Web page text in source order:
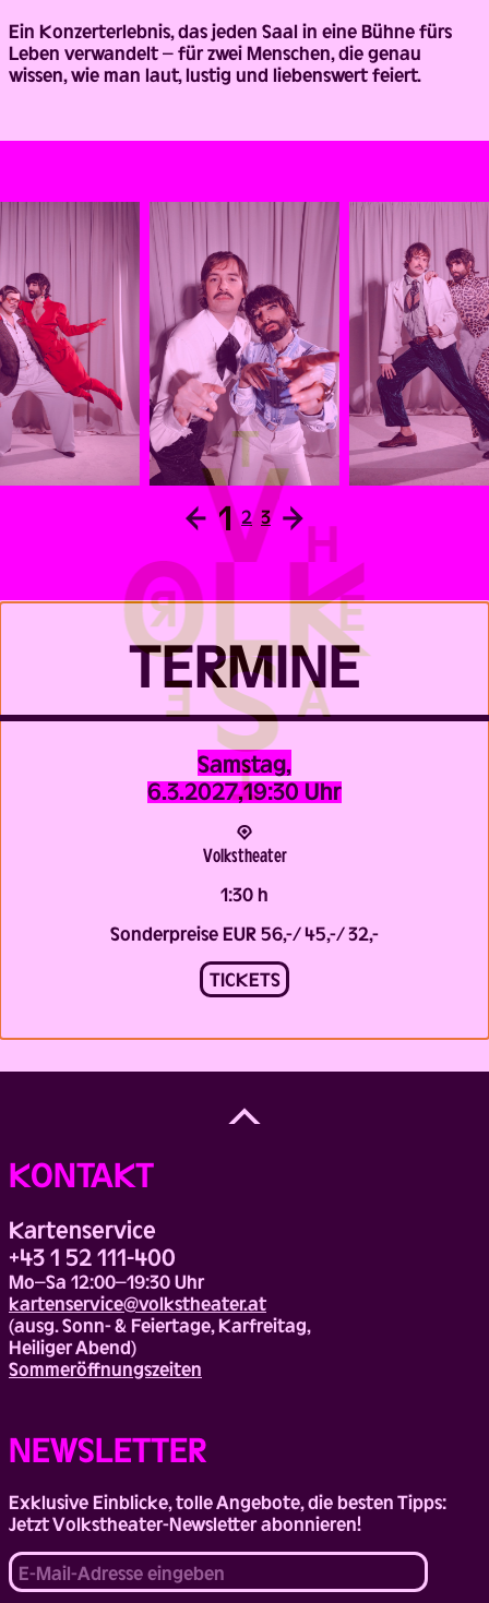
Ein Konzerterlebnis, das jeden Saal in eine Bühne fürs
Leben verwandelt – für zwei Menschen, die genau
wissen, wie man laut, lustig und liebenswert feiert.
← 1 2 3 →
TERMINE
Samstag,
6.3.2027,19:30 Uhr
1:30 h
Volks­theater
Sonderpreise EUR 56,-/ 45,-/ 32,-
TICKETS
Back
to
KONTAKT
Kartenservice
+43 1 52 111-400
Mo–Sa 12:00–19:30 Uhr
kartenservice@volkstheater.at
(ausg. Sonn- & Feiertage, Karfreitag,
Heiliger Abend)
Sommeröffnungszeiten
NEWSLETTER
Exklusive Einblicke, tolle Angebote, die besten Tipps:
Jetzt Volkstheater-Newsletter abonnieren!